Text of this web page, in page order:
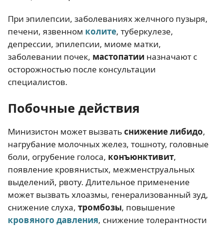
При эпилепсии, заболеваниях желчного пузыря,
печени, язвенном колите, туберкулезе,
депрессии, эпилепсии, миоме матки,
заболевании почек, мастопатии назначают с
осторожностью после консультации
специалистов.
Побочные действия
Минизистон может вызватьснижение либидо,
нагрубание молочных желез, тошноту, головные
боли, огрубение голоса, конъюнктивит,
появление кровянистых, межменструальных
выделений, рвоту. Длительное применение
может вызвать хлоазмы, генерализованный зуд,
снижение слуха, тромбозы, повышение
кровяного давления, снижение толерантности